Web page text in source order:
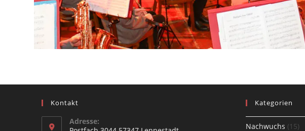
Kontakt
Adresse:
Kategorien
Nachwuchs (15)